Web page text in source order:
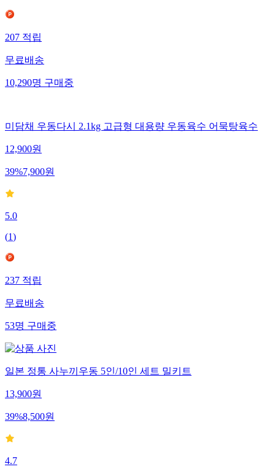
207 적립
무료배송
10,290명 구매중
미담채 우동다시 2.1kg 고급형 대용량 우동육수 어묵탕육수
12,900원
39%7,900원
5.0
(1)
237 적립
무료배송
53명 구매중
일본 정통 사누끼우동 5인/10인 세트 밀키트
13,900원
39%8,500원
4.7